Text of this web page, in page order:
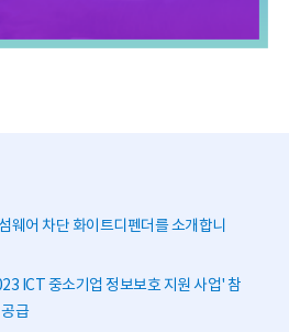
웨어 차단 화이트디펜더를 소개합니
ICT 중소기업 정보보호 지원 사업' 참
급